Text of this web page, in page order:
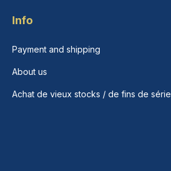
Info
Payment and shipping
About us
Achat de vieux stocks / de fins de série